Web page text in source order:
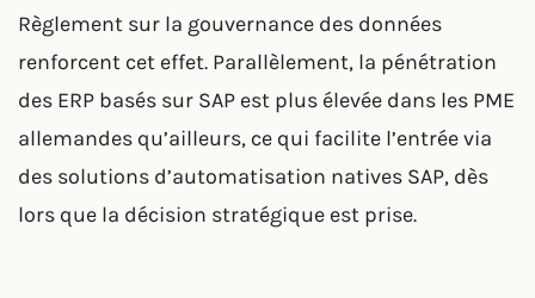
Règlement sur la gouvernance des données
renforcent cet effet. Parallèlement, la pénétration
des ERP basés sur SAP est plus élevée dans les PME
allemandes qu’ailleurs, ce qui facilite l’entrée via
des solutions d’automatisation natives SAP, dès
lors que la décision stratégique est prise.